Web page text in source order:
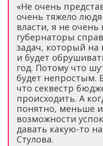
«Не очень
очень тяжело
власти, я не
губернаторы
задач, который на
и будет
год. Потому что
будет непростым.
что секвестр
происходить. А
понятно, меньше
возможности
давать какую-то
Стулова.